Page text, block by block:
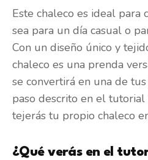
Este chaleco es ideal para
sea para un día casual o
Con un diseño único y
chaleco es una prenda
se convertirá en una de tus
paso descrito en el tutorial
tejerás tu propio chaleco
¿Qué verás en el